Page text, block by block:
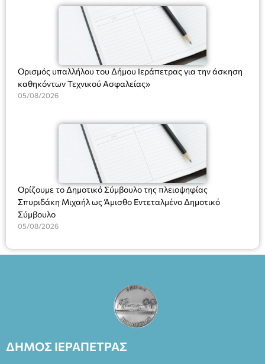
(Ν. 5314/2026).»
Ορισμός υπαλλήλου του Δήμου Ιεράπετρας για την άσκηση
καθηκόντων Τεχνικού Ασφαλείας»
05/08/2026
Ορίζουμε το Δημοτικό Σύμβουλο της πλειοψηφίας
Σπυριδάκη Μιχαήλ ως Άμισθο Εντεταλμένο Δημοτικό
Σύμβουλο
05/08/2026
ΔΗΜΟΣ ΙΕΡΑΠΕΤΡΑΣ